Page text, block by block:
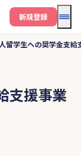
メ
新規登録
留学生への奨学金支給
支援事業